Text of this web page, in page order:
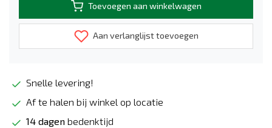
Toevoegen aan winkelwagen
Aan verlanglijst toevoegen
Snelle levering!
Af te halen bij winkel op locatie
14 dagen bedenktijd